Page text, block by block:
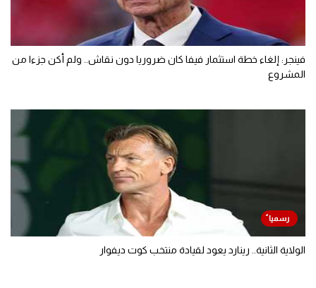
فينجر: إلغاء خطة استثمار فيفا كان ضروريا دون نقاش.. ولم أكن جزءا من
المشروع
الولاية الثانية.. رينارد يعود لقيادة منتخب كوت ديفوار